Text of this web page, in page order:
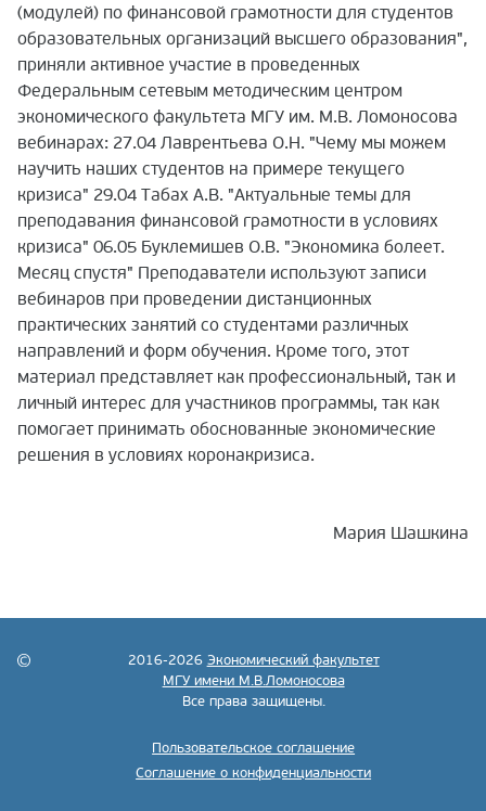
(модулей) по финансовой грамотности для студентов
образовательных организаций высшего образования",
приняли активное участие в проведенных
Федеральным сетевым методическим центром
экономического факультета МГУ им. М.В. Ломоносова
вебинарах: 27.04 Лаврентьева О.Н. "Чему мы можем
научить наших студентов на примере текущего
кризиса" 29.04 Табах А.В. "Актуальные темы для
преподавания финансовой грамотности в условиях
кризиса" 06.05 Буклемишев О.В. "Экономика болеет.
Месяц спустя" Преподаватели используют записи
вебинаров при проведении дистанционных
практических занятий со студентами различных
направлений и форм обучения. Кроме того, этот
материал представляет как профессиональный, так и
личный интерес для участников программы, так как
помогает принимать обоснованные экономические
решения в условиях коронакризиса.
Мария Шашкина
2016-2026 Экономический факультет
МГУ имени М.В.Ломоносова
Все права защищены.
Пользовательское соглашение
Соглашение о конфиденциальности